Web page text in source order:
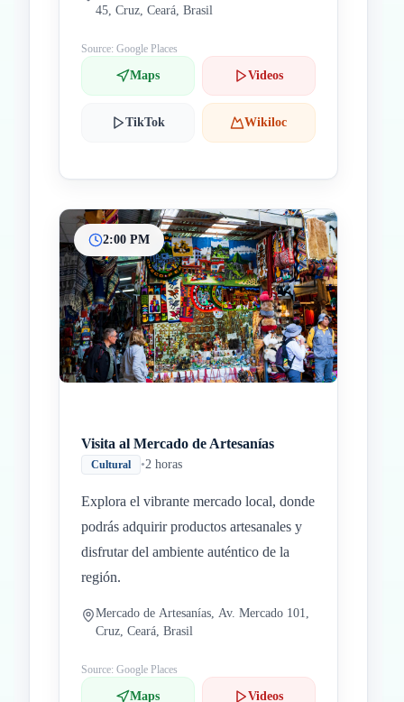
45, Cruz, Ceará, Brasil
Source: Google Places
Maps Videos
TikTok Wikiloc
2:00 PM
Visita al Mercado de Artesanías
Cultural •2 horas
Explora el vibrante mercado local, donde
podrás adquirir productos artesanales y
disfrutar del ambiente auténtico de la
región.
Mercado de Artesanías, Av. Mercado 101,
Cruz, Ceará, Brasil
Source: Google Places
Maps Videos